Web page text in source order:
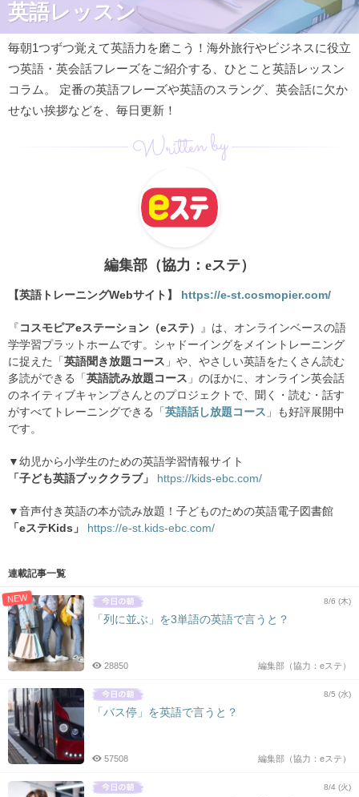
英語レッスン
毎朝1つずつ覚えて英語力を磨こう！海外旅行やビジネスに役立
つ英語・英会話フレーズをご紹介する、ひとこと英語レッスン
コラム。 定番の英語フレーズや英語のスラング、英会話に欠か
せない挨拶などを、毎日更新！
Written by
編集部（協力：eステ）
【英語トレーニングWebサイト】 https://e-st.cosmopier.com/
『 コスモピアeステーション（eステ）
』は、オンラインベースの語
学学習プラットホームです。シャドーイングをメイントレーニング
に捉えた「 英語聞き放題コース 」や、やさしい英語をたくさん読む
多読ができる「 英語読み放題コース 」のほかに、オンライン英会話
のネイティブキャンプさんとのプロジェクトで、聞く・読む・話す
がすべてトレーニングできる「 英語話し放題コース 」も好評展開中
です。
▼幼児から小学生のための英語学習情報サイト
「子ども英語ブッククラブ」
https://kids-ebc.com/
▼音声付き英語の本が読み放題！子どものための英語電子図書館
「eステKids」
https://e-st.kids-ebc.com/
連載記事一覧
NEW 8/6 (木)
「列に並ぶ」を3単語の英語で言うと？
編集部（協力：eステ）
28850
8/5 (水)
「バス停」を英語で言うと？
編集部（協力：eステ）
57508
8/4 (火)